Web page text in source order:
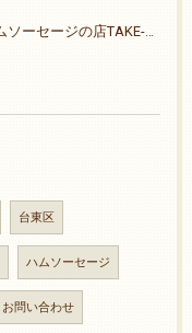
【東京下町手作りハムソーセージの店TAKE-ZO】ご無沙汰致しました。26周年ありがとうございます。
台東区
ハムソーセージ
お問い合わせ